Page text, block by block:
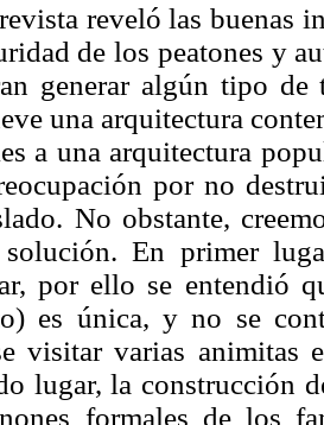
reveló las buenas
de los peatones y
generar algún tipo
una arquitectura
a una arquitectura
por no
No obstante,
En primer
por ello se entendió
es única, y no se
visitar varias animitas
lugar, la construcción
formales de los